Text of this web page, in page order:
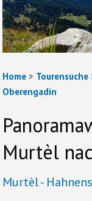
Home > Tourensuche
Oberengadin
Murtèl
Murtèl -